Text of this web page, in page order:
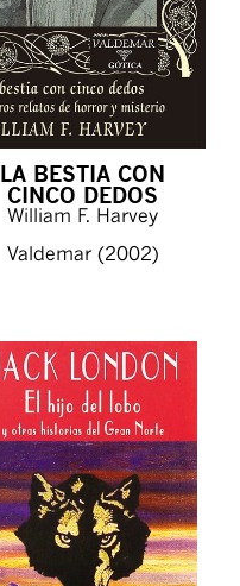
LA BESTIA CON
CINCO DEDOS
William F. Harvey
Valdemar (2002)